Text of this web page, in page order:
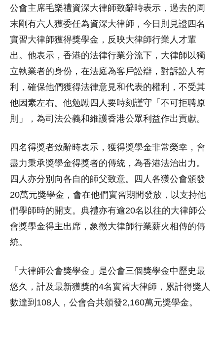
公會主席毛樂禮資深大律師致辭時表示，過去的周
末剛有六人獲委任為資深大律師，今日則見證四名
實習大律師獲得獎學金，反映大律師行業人才輩
出。他表示，香港的法律行業分流下，大律師以獨
立執業者的身份，在法庭為客戶訟辯，對訴訟人有
利，確保他們獲得法律意見和代表的權利，不受其
他因素左右。他勉勵四人要時刻謹守「不可拒聘原
則」，為司法公義和維護香港公眾利益作出貢獻。
四名得獎者致辭時表示，獲得獎學金非常榮幸，會
盡力秉承獎學金得獎者的傳統，為香港法治出力。
四人亦分別向各自的師父致意。四人各獲公會頒發
20萬元獎學金，會在他們實習期間發放，以支持他
們學師時的開支。典禮亦有逾20名以往的大律師公
會獎學金得主出席，象徵大律師行業薪火相傳的傳
統。
「大律師公會獎學金」是公會三個獎學金中歷史最
悠久，計及最新獲獎的4名實習大律師，累計得獎人
數達到108人，公會合共頒發2,160萬元獎學金。